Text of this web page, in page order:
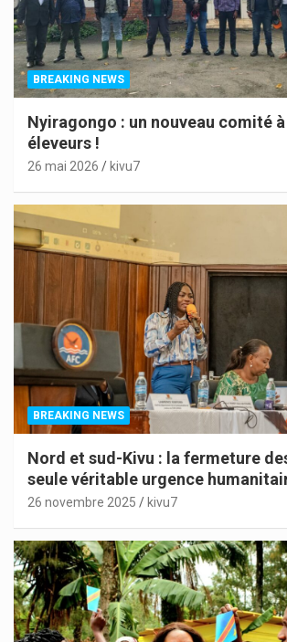
BREAKING NEWS
Nyiragongo : un nouveau comité
éleveurs !
26 mai 2026 kivu7
BREAKING NEWS
Nord et sud-Kivu : la fermeture
seule véritable urgence
26 novembre 2025 kivu7